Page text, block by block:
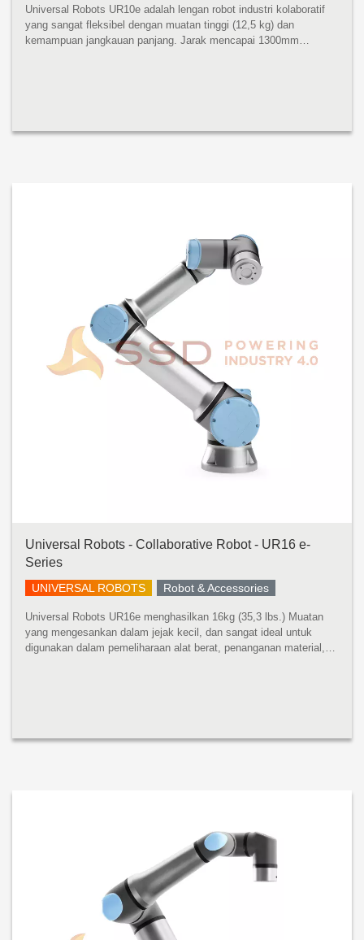
Universal Robots UR10e adalah lengan robot industri kolaboratif
yang sangat fleksibel dengan muatan tinggi (12,5 kg) dan
kemampuan jangkauan panjang. Jarak mencapai 1300mm
Universal Robots - Collaborative Robot - UR16 e-
Series
UNIVERSAL ROBOTS Robot & Accessories
Universal Robots UR16e menghasilkan 16kg (35,3 lbs.) Muatan
yang mengesankan dalam jejak kecil, dan sangat ideal untuk
digunakan dalam pemeliharaan alat berat, penanganan material,